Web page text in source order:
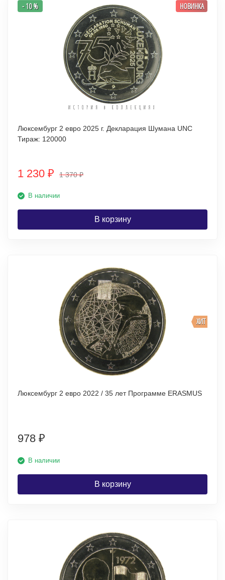
- 10 % НОВИНКА
Люксембург 2 евро 2025 г. Декларация Шумана UNC
Тираж: 120000
1 230 ₽ 1 370₽
В наличии
В корзину
ХИТ
Люксембург 2 евро 2022 / 35 лет Программе ERASMUS
978 ₽
В наличии
В корзину